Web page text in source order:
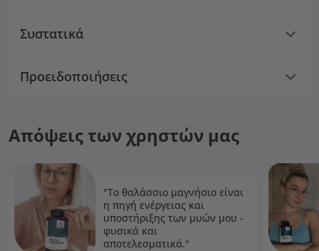
Συστατικά
Προειδοποιήσεις
Απόψεις των χρηστών μας
"Το θαλάσσιο μαγνήσιο είναι
η πηγή ενέργειας και
υποστήριξης των μυών μου -
φυσικά και
αποτελεσματικά."